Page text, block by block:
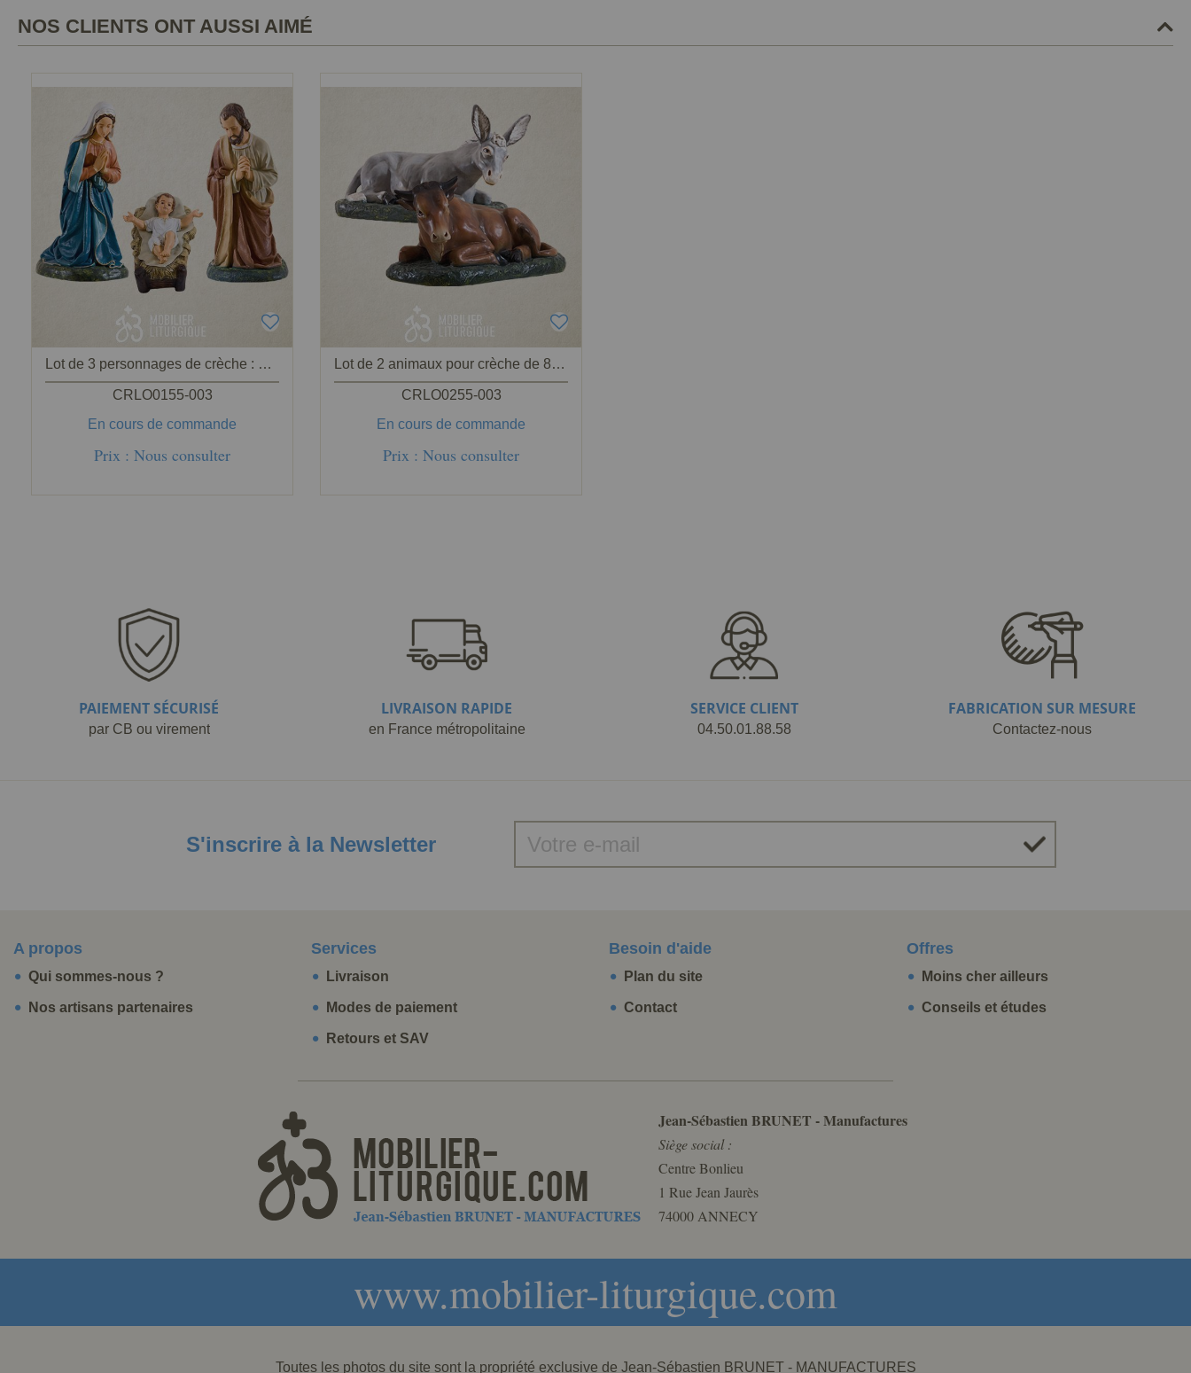
NOS CLIENTS ONT AUSSI AIMÉ
Lot de 3 personnages de crèche : Sainte Famille
CRLO0155-003
En cours de commande
Prix : Nous consulter
Lot de 2 animaux pour crèche de 85 cm : Ane et boeuf
CRLO0255-003
En cours de commande
Prix : Nous consulter
PAIEMENT SÉCURISÉ
par CB ou virement
LIVRAISON RAPIDE
en France métropolitaine
SERVICE CLIENT
04.50.01.88.58
FABRICATION SUR MESURE
Contactez-nous
S'inscrire à la Newsletter
A propos
Qui sommes-nous ?
Nos artisans partenaires
Services
Livraison
Modes de paiement
Retours et SAV
Besoin d'aide
Plan du site
Contact
Offres
Moins cher ailleurs
Conseils et études
Jean-Sébastien BRUNET - Manufactures
Siège social :
Centre Bonlieu
1 Rue Jean Jaurès
74000 ANNECY
www.mobilier-liturgique.com
Toutes les photos du site sont la propriété exclusive de Jean-Sébastien BRUNET - MANUFACTURES